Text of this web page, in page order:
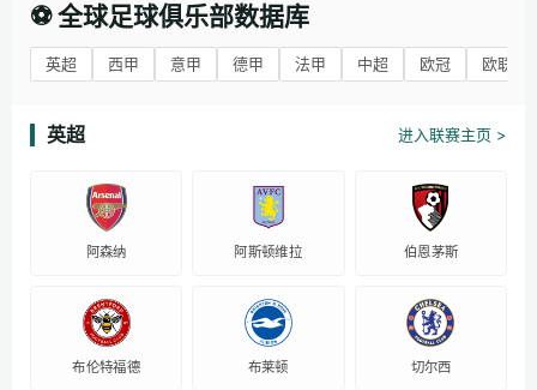
⚽ 全球足球俱乐部数据库
英超 西甲 意甲 德甲 法甲 中超 欧冠 欧联杯
英超 进入联赛主页 >
阿森纳 阿斯顿维拉 伯恩茅斯
布伦特福德 布莱顿 切尔西